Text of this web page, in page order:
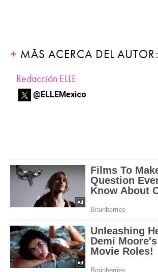
MÁS ACERCA DEL AUTOR:
Redacción ELLE
@ELLEMexico